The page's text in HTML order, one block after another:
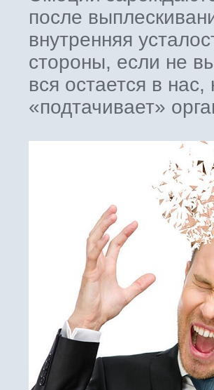
после
внутренняя
стороны, если не
вся остается в
«подтачивает»